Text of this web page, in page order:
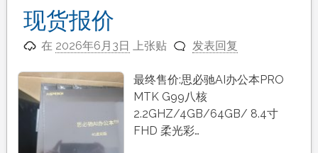
现货报价
在 2026年6月3日 上张贴 发表回复
最终售价:思必驰AI办公本PRO
MTK G99八核
2.2GHZ/4GB/64GB/ 8.4寸
FHD 柔光彩…